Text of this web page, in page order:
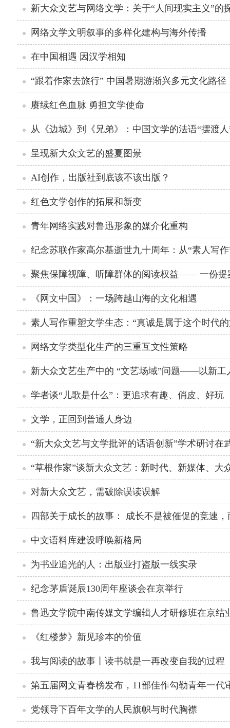
新大众文艺与网络文学：关于“人间现实主义”的
网络文学文明叙事的多样化建构与海外传播
在中国相遇 因汉学相知
“跟着作家去旅行” 中国暑期游渐兴多元文化路径
赓续红色血脉 勇担文学使命
从《边城》到《兄弟》：中国文学的法语“摆渡人
呈现新大众文艺的盛夏图景
AI创作，出版社到底该不该出版？
红色文学创作的拓展和新变
青年网络实践对鲁迅形象的媒介化重构
纪念苏联作家高尔基逝世九十周年：从“素人写
聚焦保障视障、听障群体的阅读权益—— 一份提
《网文中国》：一场跨越山海的文化相遇
素人写作重塑文学生态：“真诚是属于这个时代
网络文学类型化生产的三重互文性策略
新大众文艺生产中的 “文艺场域”问题——以新工
学者谈“儿歌是什么”：更追求有趣、俏皮、好玩
文学，正回到普通人身边
“新大众文艺与文学批评的话语创新”学术研讨在
“草根作家”谈新大众文艺：新时代、新媒体、大
对新大众文艺，需破除误读误解
四部关于成长的故事： 成长不是被催促的竞速
中文语料库建设呼唤新格局
为书业追光的人：出版业打盗版一线实录
纪念茅盾诞辰130周年座谈会在京举行
鲁迅文学院中南传媒文学编辑人才研修班在京结
《红楼梦》新见珍本的价值
我与阅读的故事丨读书就是一再改变自我的过程
第五届网文青春榜发布，11部佳作勾勒青年一代
党领导下百年文学的人民旗帜与时代胸襟